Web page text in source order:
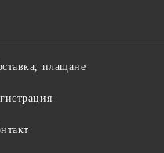
плащане